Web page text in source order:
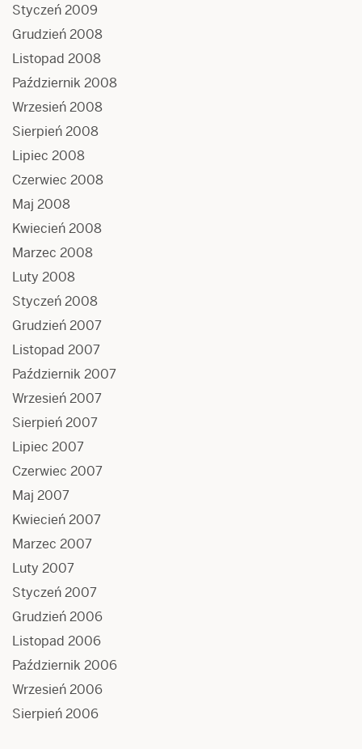
Styczeń 2009
Grudzień 2008
Listopad 2008
Październik 2008
Wrzesień 2008
Sierpień 2008
Lipiec 2008
Czerwiec 2008
Maj 2008
Kwiecień 2008
Marzec 2008
Luty 2008
Styczeń 2008
Grudzień 2007
Listopad 2007
Październik 2007
Wrzesień 2007
Sierpień 2007
Lipiec 2007
Czerwiec 2007
Maj 2007
Kwiecień 2007
Marzec 2007
Luty 2007
Styczeń 2007
Grudzień 2006
Listopad 2006
Październik 2006
Wrzesień 2006
Sierpień 2006